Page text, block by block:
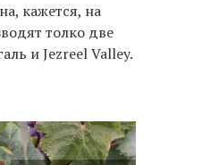
кажется, на
толко две
и Jezreel Valley.